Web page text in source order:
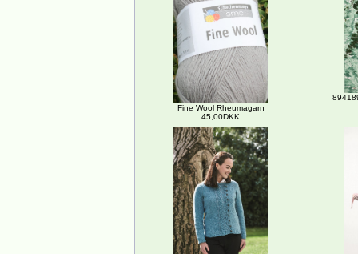
Fine Wool Rheumagarn
45,00DKK